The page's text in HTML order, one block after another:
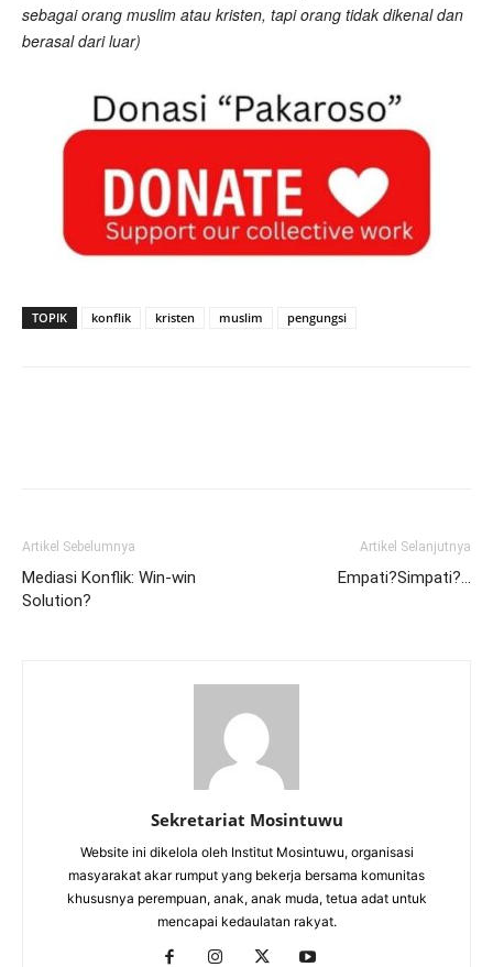
sebagai orang muslim atau kristen, tapi orang tidak dikenal dan
berasal dari luar)
TOPIK konflik kristen muslim pengungsi
Artikel Sebelumnya
Mediasi Konflik: Win-win
Solution?
Artikel Selanjutnya
Empati?Simpati?…
Sekretariat Mosintuwu
Website ini dikelola oleh Institut Mosintuwu, organisasi
masyarakat akar rumput yang bekerja bersama komunitas
khususnya perempuan, anak, anak muda, tetua adat untuk
mencapai kedaulatan rakyat.